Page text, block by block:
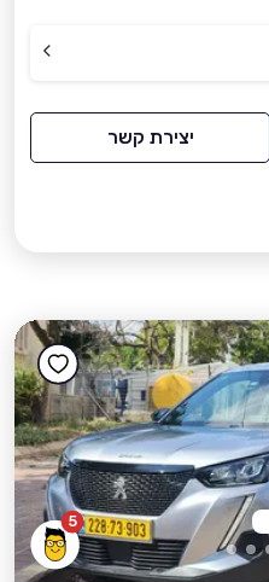
יצירת קשר
5